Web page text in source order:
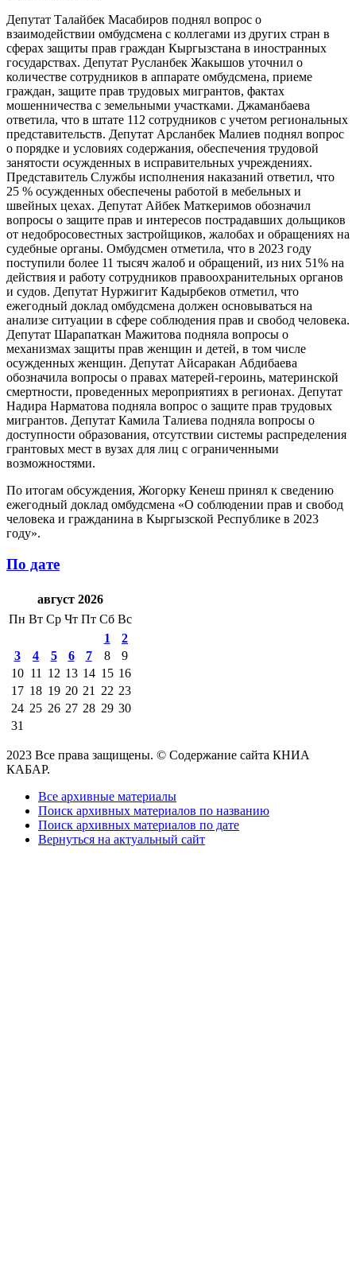
Депутат Талайбек Масабиров поднял вопрос о
взаимодействии омбудсмена с коллегами из других стран в
сферах защиты прав граждан Кыргызстана в иностранных
государствах. Депутат Русланбек Жакышов уточнил о
количестве сотрудников в аппарате омбудсмена, приеме
граждан, защите прав трудовых мигрантов, фактах
мошенничества с земельными участками. Джаманбаева
ответила, что в штате 112 сотрудников с учетом региональных
представительств. Депутат Арсланбек Малиев поднял вопрос
о порядке и условиях содержания, обеспечения трудовой
занятости осужденных в исправительных учреждениях.
Представитель Службы исполнения наказаний ответил, что
25 % осужденных обеспечены работой в мебельных и
швейных цехах. Депутат Айбек Маткеримов обозначил
вопросы о защите прав и интересов пострадавших дольщиков
от недобросовестных застройщиков, жалобах и обращениях на
судебные органы. Омбудсмен отметила, что в 2023 году
поступили более 11 тысяч жалоб и обращений, из них 51% на
действия и работу сотрудников правоохранительных органов
и судов. Депутат Нуржигит Кадырбеков отметил, что
ежегодный доклад омбудсмена должен основываться на
анализе ситуации в сфере соблюдения прав и свобод человека.
Депутат Шарапаткан Мажитова подняла вопросы о
механизмах защиты прав женщин и детей, в том числе
осужденных женщин. Депутат Айсаракан Абдибаева
обозначила вопросы о правах матерей-героинь, материнской
смертности, проведенных мероприятиях в регионах. Депутат
Надира Нарматова подняла вопрос о защите прав трудовых
мигрантов. Депутат Камила Талиева подняла вопросы о
доступности образования, отсутствии системы распределения
грантовых мест в вузах для лиц с ограниченными
возможностями.
По итогам обсуждения, Жогорку Кенеш принял к сведению
ежегодный доклад омбудсмена «О соблюдении прав и свобод
человека и гражданина в Кыргызской Республике в 2023
году».
По дате
август 2026
Пн Вт Ср Чт Пт Сб Вс
1
2
3
4 5 6 7 8
9
10 11 12 13 14 15 16
17 18 19 20 21 22 23
24 25 26 27 28 29 30
31
2023 Все права защищены. © Содержание сайта КНИА
КАБАР.
Все архивные материалы
Поиск архивных материалов по названию
Поиск архивных материалов по дате
Вернуться на актуальный сайт